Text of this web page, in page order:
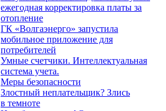
ежегодная корректировка платы за
отопление
ГК «Волгаэнерго» запустила
мобильное приложение для
потребителей
Умные счетчики. Интеллектуальная
система учета.
Меры безопасности
Злостный неплательщик? Злись
в темноте